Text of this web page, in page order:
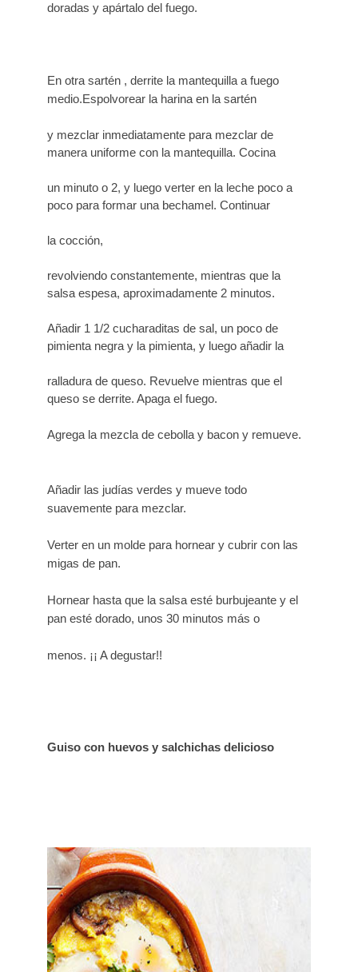
doradas y apártalo del fuego.
En otra sartén , derrite la mantequilla a fuego
medio.Espolvorear la harina en la sartén
y mezclar inmediatamente para mezclar de
manera uniforme con la mantequilla. Cocina
un minuto o 2, y luego verter en la leche poco a
poco para formar una bechamel. Continuar
la cocción,
revolviendo constantemente, mientras que la
salsa espesa, aproximadamente 2 minutos.
Añadir 1 1/2 cucharaditas de sal, un poco de
pimienta negra y la pimienta, y luego añadir la
ralladura de queso. Revuelve mientras que el
queso se derrite. Apaga el fuego.
Agrega la mezcla de cebolla y bacon y remueve.
Añadir las judías verdes y mueve todo
suavemente para mezclar.
Verter en un molde para hornear y cubrir con las
migas de pan.
Hornear hasta que la salsa esté burbujeante y el
pan esté dorado, unos 30 minutos más o
menos. ¡¡ A degustar!!
Guiso con huevos y salchichas delicioso